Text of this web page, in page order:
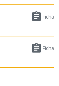
 Ficha
 Ficha